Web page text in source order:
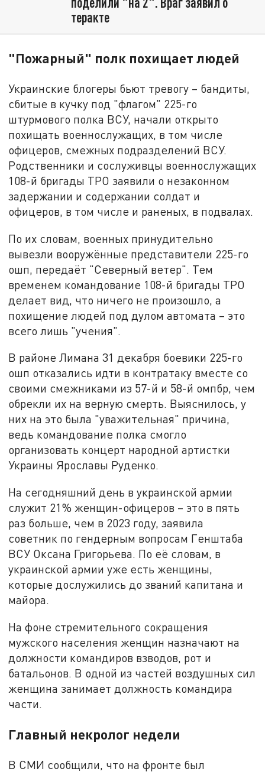
теракте
"Пожарный" полк похищает людей
Украинские блогеры бьют тревогу – бандиты,
сбитые в кучку под "флагом" 225-го
штурмового полка ВСУ, начали открыто
похищать военнослужащих, в том числе
офицеров, смежных подразделений ВСУ.
Родственники и сослуживцы военнослужащих
108-й бригады ТРО заявили о незаконном
задержании и содержании солдат и
офицеров, в том числе и раненых, в подвалах.
По их словам, военных принудительно
вывезли вооружённые представители 225-го
ошп, передаёт "Северный ветер". Тем
временем командование 108-й бригады ТРО
делает вид, что ничего не произошло, а
похищение людей под дулом автомата – это
всего лишь "учения".
В районе Лимана 31 декабря боевики 225-го
ошп отказались идти в контратаку вместе со
своими смежниками из 57-й и 58-й омпбр, чем
обрекли их на верную смерть. Выяснилось, у
них на это была "уважительная" причина,
ведь командование полка смогло
организовать концерт народной артистки
Украины Ярославы Руденко.
На сегодняшний день в украинской армии
служит 21% женщин-офицеров – это в пять
раз больше, чем в 2023 году, заявила
советник по гендерным вопросам Генштаба
ВСУ Оксана Григорьева. По её словам, в
украинской армии уже есть женщины,
которые дослужились до званий капитана и
майора.
На фоне стремительного сокращения
мужского населения женщин назначают на
должности командиров взводов, рот и
батальонов. В одной из частей воздушных сил
женщина занимает должность командира
части.
Главный некролог недели
В СМИ сообщили, что на фронте был